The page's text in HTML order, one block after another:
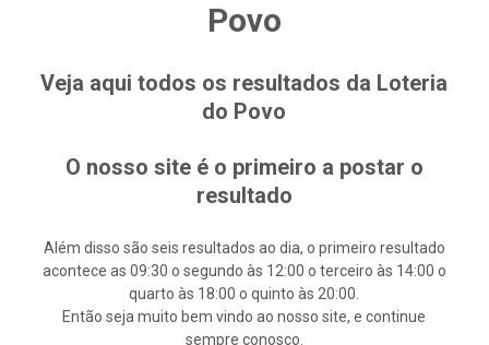
Povo
Veja aqui todos os resultados da Loteria
do Povo
O nosso site é o primeiro a postar o
resultado
Além disso são seis resultados ao dia, o primeiro resultado
acontece as 09:30 o segundo às 12:00 o terceiro às 14:00 o
quarto às 18:00 o quinto às 20:00.
Então seja muito bem vindo ao nosso site, e continue
sempre conosco.